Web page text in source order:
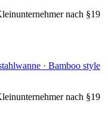
nach §19
· Bamboo style
nach §19